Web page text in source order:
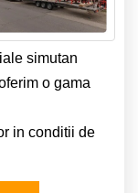
simutan
o gama
in conditii de